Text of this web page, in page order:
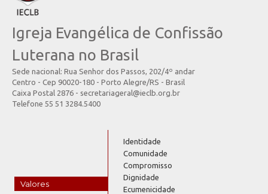
Igreja Evangélica de Confissão
Luterana no Brasil
Sede nacional: Rua Senhor dos Passos, 202/4º andar
Centro - Cep 90020-180 - Porto Alegre/RS - Brasil
Caixa Postal 2876 - secretariageral@ieclb.org.br
Telefone 55 51 3284.5400
Valores
Identidade
Comunidade
Compromisso
Dignidade
Ecumenicidade